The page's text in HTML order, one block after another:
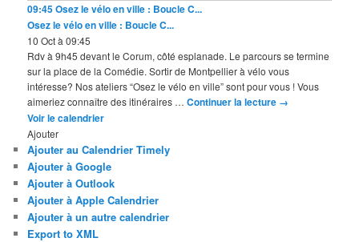
09:45Osez le vélo en ville : Boucle C...
Osez le vélo en ville : Boucle C...
10 Oct à 09:45
Rdv à 9h45 devant le Corum, côté esplanade. Le parcours se termine
sur la place de la Comédie. Sortir de Montpellier à vélo vous
intéresse? Nos ateliers “Osez le vélo en ville” sont pour vous ! Vous
aimeriez connaître des itinéraires …Continuer la lecture →
Voir le calendrier
Ajouter
Ajouter au Calendrier Timely
Ajouter à Google
Ajouter à Outlook
Ajouter à Apple Calendrier
Ajouter à un autre calendrier
Export to XML